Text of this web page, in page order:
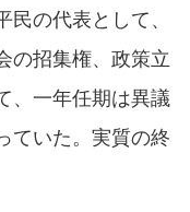
の代表として、
の招集権、政策立
、一年任期は異議
ていた。実質の終